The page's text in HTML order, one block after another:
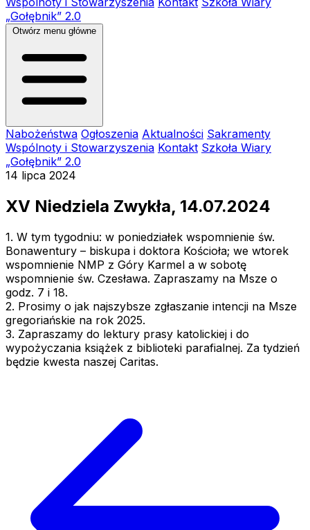
„Gołębnik” 2.0
Otwórz menu główne
Nabożeństwa Ogłoszenia Aktualności Sakramenty
Wspólnoty i Stowarzyszenia Kontakt Szkoła Wiary
„Gołębnik” 2.0
14 lipca 2024
XV Niedziela Zwykła, 14.07.2024
1. W tym tygodniu: w poniedziałek wspomnienie św.
Bonawentury – biskupa i doktora Kościoła; we wtorek
wspomnienie NMP z Góry Karmel a w sobotę
wspomnienie św. Czesława. Zapraszamy na Msze o
godz. 7 i 18.
2. Prosimy o jak najszybsze zgłaszanie intencji na Msze
gregoriańskie na rok 2025.
3. Zapraszamy do lektury prasy katolickiej i do
wypożyczania książek z biblioteki parafialnej. Za tydzień
będzie kwesta naszej Caritas.